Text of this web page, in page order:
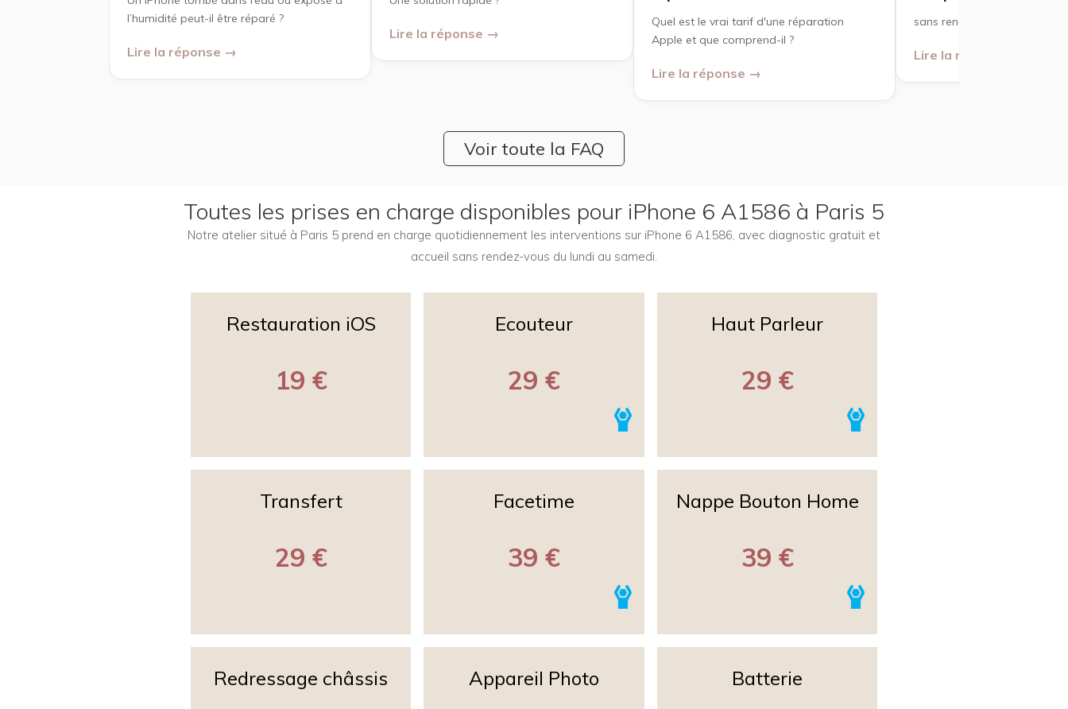
l’humidité peut-il être réparé ?
Lire la réponse →
Lire la réponse →
Quel est le vrai tarif d'une réparation
Apple et que comprend-il ?
Lire la réponse →
sans rendez-vous à Paris ?
Lire la réponse →
Voir toute la FAQ
Toutes les prises en charge disponibles pour iPhone 6 A1586 à Paris 5
Notre atelier situé à Paris 5 prend en charge quotidiennement les interventions sur iPhone 6 A1586, avec diagnostic gratuit et
accueil sans rendez-vous du lundi au samedi.
Restauration iOS
19 €
Ecouteur
29 €
Haut Parleur
29 €
Transfert
29 €
Facetime
39 €
Nappe Bouton Home
39 €
Redressage châssis Appareil Photo Batterie